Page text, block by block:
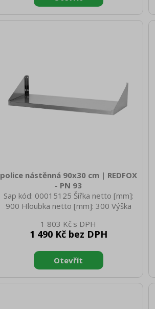
police nástěnná 90x30 cm | REDFOX
- PN 93
Sap kód: 00015125 Šířka netto [mm]:
900 Hloubka netto [mm]: 300 Výška
5.00 Šířka brutto [mm]: 910 Hloubka
brutto [mm]: 310 Výška brutto [mm]:
AISI 430
1 803 Kč
1 490 Kč bez DPH